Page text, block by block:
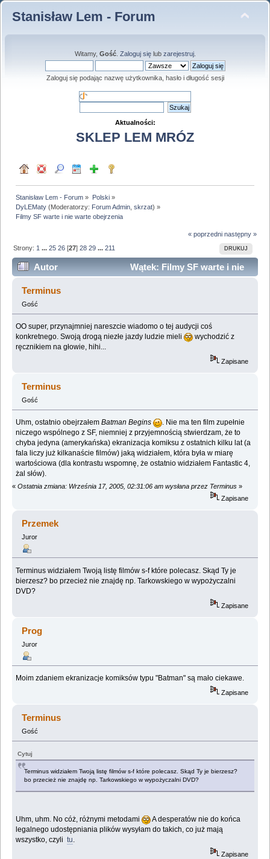
Stanisław Lem - Forum
Witamy, Gość. Zaloguj sięlub zarejestruj.
Zaloguj się podając nazwę użytkownika, hasło i długość sesji
Aktualności:
SKLEP LEM MRÓZ
Stanisław Lem - Forum » Polski»
DyLEMaty (Moderatorzy: Forum Admin ,skrzat) »
Filmy SF warte i nie warte obejrzenia
« poprzedni następny »
DRUKUJ
Strony: 1 ...25 26 [27]28 29 ...211
Autor
Wątek: Filmy SF warte i nie
warte obejrzenia (Przeczytany 3776311 razy)
Terminus
Gość
OO super, przynajmniej nareszcie wiadomo o tej audycji coś
konkretnego. Swoją drogą niezłe jazdy ludzie mieli
wychodzić z
ręcznikiem na głowie, hihi...
Zapisane
Terminus
Gość
Uhm, ostatnio obejrzałemBatman Begins
. Nie ma ten film zupełnie
niczego wspólnego z SF, niemniej z przyjemnością stwierdzam, że to
chyba jedyna (amerykańska) ekranizacja komiksu z ostatnich kilku lat (a
fala liczy już kilkanaście filmów) jaką widziałem, która była w miarę
wartościowa (dla kontrastu wspomnę, że ostatnio widziałem Fantastic 4,
żal słów).
« Ostatnia zmiana: Września 17, 2005, 02:31:06 am wysłana przez Terminus »
Zapisane
Przemek
Juror
Terminus widziałem Twoją listę filmów s-f które polecasz. Skąd Ty je
bierzesz? bo przecież nie znajdę np. Tarkowskiego w wypożyczalni
DVD?
Zapisane
Prog
Juror
Moim zdaniem ekranizacje komiksów typu "Batman" są mało ciekawe.
Zapisane
Terminus
Gość
Cytuj
Terminus widziałem Twoją listę filmów s-f które polecasz. Skąd Ty je bierzesz?
bo przecież nie znajdę np. Tarkowskiego w wypożyczalni DVD?
Uhm, uhm. No cóż, różnymi metodami
A desperatów nie do końca
legalnego udostępniania plików wysyłam do takich, co już mają
wszystko, czylitu.
Zapisane